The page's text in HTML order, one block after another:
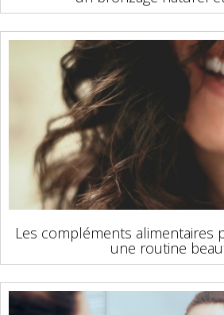
Les compléments alimentaires
une routine